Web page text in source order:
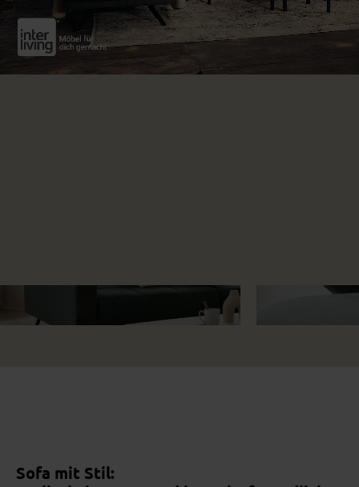
Sofa mit Stil: